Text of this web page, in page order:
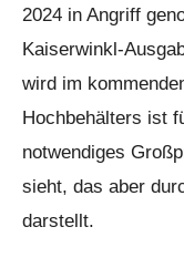
2024 in Angriff
Kaiserwinkl-
wird im
Hochbehälters ist
notwendiges
sieht, das aber
darstellt.